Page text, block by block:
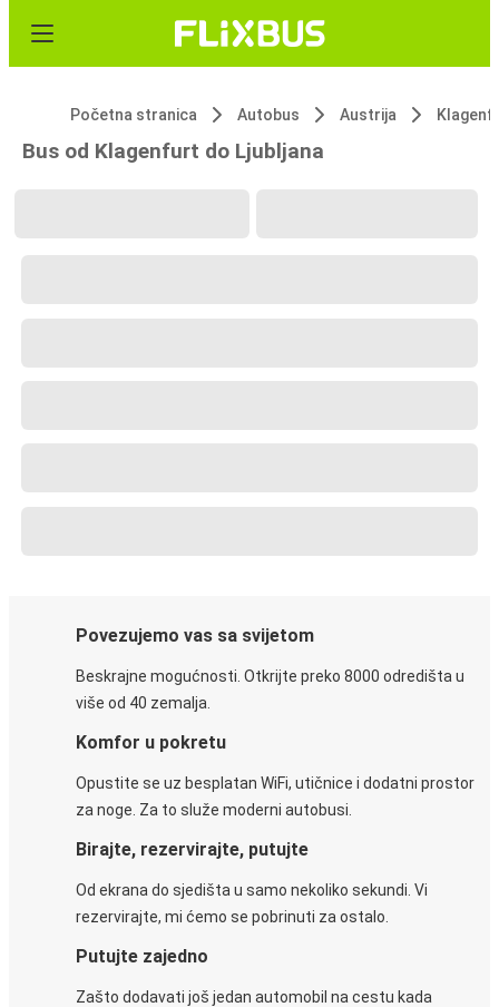
Početna stranica Autobus Austrija
Bus od Klagenfurt do Ljubljana
Povezujemo vas sa svijetom
Beskrajne mogućnosti. Otkrijte preko 8000 odredišta u
više od 40 zemalja.
Komfor u pokretu
Opustite se uz besplatan WiFi, utičnice i dodatni prostor
za noge. Za to služe moderni autobusi.
Birajte, rezervirajte, putujte
Od ekrana do sjedišta u samo nekoliko sekundi. Vi
rezervirajte, mi ćemo se pobrinuti za ostalo.
Putujte zajedno
Zašto dodavati još jedan automobil na cestu kada